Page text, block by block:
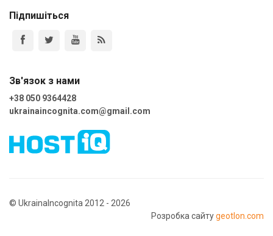
Підпишіться
Зв'язок з нами
+38 050 9364428
ukrainaincognita.com@gmail.com
© UkrainaIncognita 2012 - 2026
Розробка сайтуgeotlon.com